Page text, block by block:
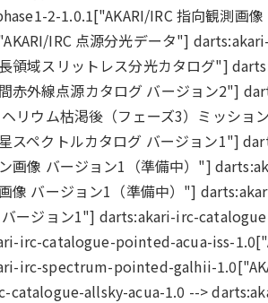
2-1.0.1["AKARI/IRC 指向観測画
IRC 点源分光データ"]
領域スリットレス分光カタログ"]
赤外線点源カタログ バージョン2"]
リウム枯渇後（フェーズ3）ミッシ
スペクトルカタログ バージョン1"]
画像 バージョン1（準備中）"]
像 バージョン1（準備中）"]
バージョン1"] darts:akari-irc-
irc-catalogue-pointed-acua-iss-
irc-spectrum-pointed-galhii-
catalogue-allsky-acua-1.0 -->